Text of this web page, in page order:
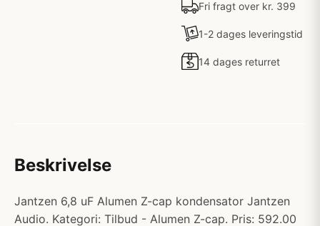
Fri fragt over kr. 399
1-2 dages leveringstid
14 dages returret
Beskrivelse
Jantzen 6,8 uF Alumen Z-cap kondensator Jantzen
Audio. Kategori: Tilbud - Alumen Z-cap. Pris: 592.00